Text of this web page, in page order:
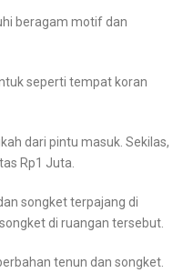
beragam motif dan
seperti tempat koran
dari pintu masuk. Sekilas,
Rp1 Juta.
songket terpajang di
di ruangan tersebut.
tenun dan songket.